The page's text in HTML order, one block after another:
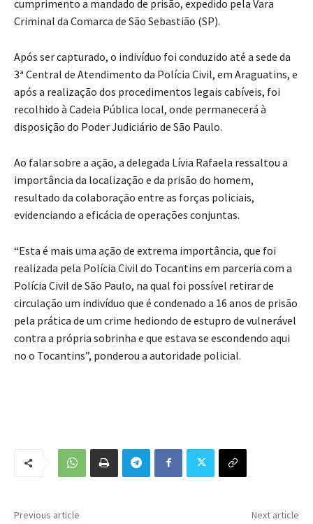
cumprimento a mandado de prisão, expedido pela Vara
Criminal da Comarca de São Sebastião (SP).
Após ser capturado, o indivíduo foi conduzido até a sede da
3ª Central de Atendimento da Polícia Civil, em Araguatins, e
após a realização dos procedimentos legais cabíveis, foi
recolhido à Cadeia Pública local, onde permanecerá à
disposição do Poder Judiciário de São Paulo.
Ao falar sobre a ação, a delegada Lívia Rafaela ressaltou a
importância da localização e da prisão do homem,
resultado da colaboração entre as forças policiais,
evidenciando a eficácia de operações conjuntas.
“Esta é mais uma ação de extrema importância, que foi
realizada pela Polícia Civil do Tocantins em parceria com a
Polícia Civil de São Paulo, na qual foi possível retirar de
circulação um indivíduo que é condenado a 16 anos de prisão
pela prática de um crime hediondo de estupro de vulnerável
contra a própria sobrinha e que estava se escondendo aqui
no o Tocantins”, ponderou a autoridade policial.
Previous article Next article